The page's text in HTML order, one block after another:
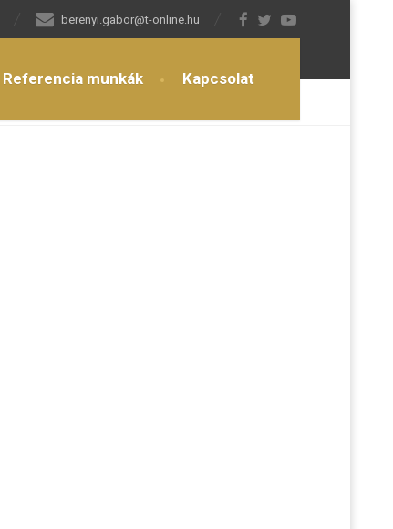
berenyi.gabor@t-online.hu
Referencia munkák Kapcsolat